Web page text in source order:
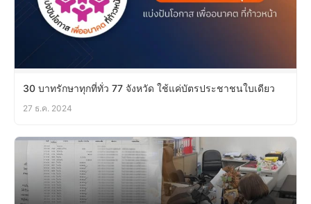
30 บาทรักษาทุกที่ทั่ว 77 จังหวัด ใช้แค่บัตรประชาชนใบเดียว
27 ธ.ค. 2024